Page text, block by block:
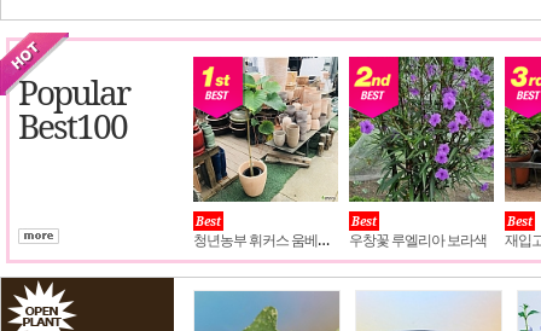
Popular
Best100
Best
청년농부 휘커스 움베르타
Best
우창꽃 루엘리아 보라색
Best